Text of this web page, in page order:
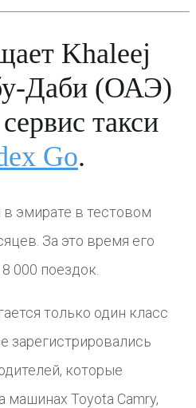
Khaleej
Даби (ОАЭ)
такси
Go.
эмирате в тестовом
За это время его
000 поездок.
только один класс
зарегистрировались
которые
Toyota Camry,